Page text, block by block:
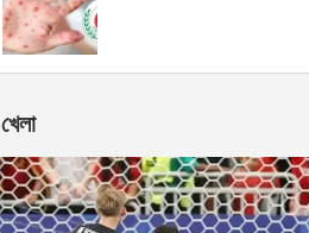
খেলা